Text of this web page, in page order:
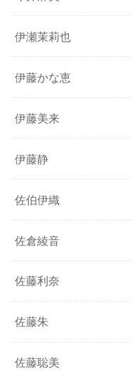
伊瀬茉莉也
伊藤かな恵
伊藤美来
伊藤静
佐伯伊織
佐倉綾音
佐藤利奈
佐藤朱
佐藤聡美